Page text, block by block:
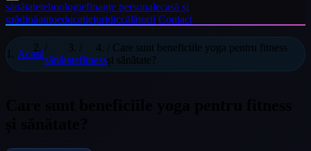
sănătatetehnologiefinanțe personalecasă și
grădinăautoeducațiejuridiccălătorii Contact
Acasă
sănătatefitness
/ Care sunt beneficiile yoga pentru fitness
și sănătate?